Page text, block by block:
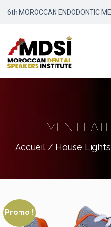
6th MOROCCAN ENDODONTIC
Meydene / Marrakech"
MEN
Accueil / House Lights
Promo !